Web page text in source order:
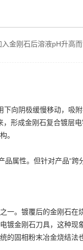
金刚石后溶液pH升高
向阴极缓慢移动，吸
，形成金刚石复合镀层
。
属性。但针对产品“跨
一。镀覆后的金刚石在
电镀金刚石刀具，这种现
的固相粉末冶金烧结法